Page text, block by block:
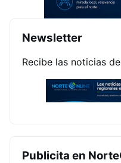
Newsletter
Recibe las noticias
Publicita en